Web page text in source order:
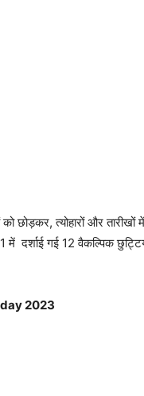
छोड़कर, त्योहारों और तारीखों
दर्शाई गई 12 वैकल्पिक
2023